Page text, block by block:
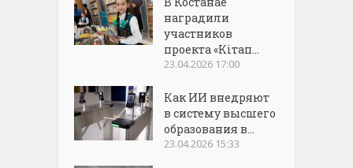
наградили
участников
проекта «Кітап...
23.04.2026 17:00
Как ИИ внедряют
в систему высшего
образования в...
23.04.2026 15:33